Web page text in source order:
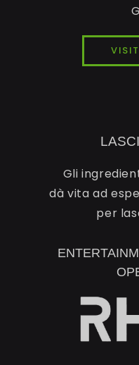
Gli
dà vita ad
per